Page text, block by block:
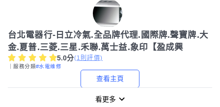
台北電器行-日立冷氣.全品牌代理.國際牌.聲寶牌.大
金.夏普.三菱.三星.禾聯.萬士益.象印【盈成興
5.0分(1 則評價)
｜服務分類#水電維修
查看主頁
看更多